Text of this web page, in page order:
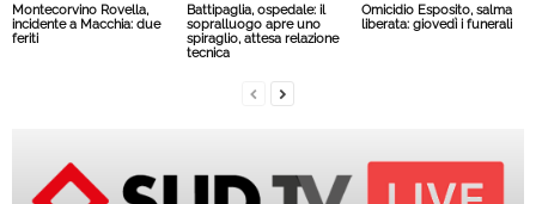
Montecorvino Rovella,
incidente a Macchia: due
feriti
Battipaglia, ospedale: il
sopralluogo apre uno
spiraglio, attesa relazione
tecnica
Omicidio Esposito, salma
liberata: giovedì i funerali